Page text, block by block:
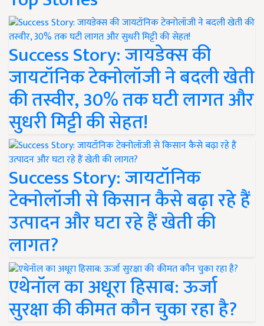
Success Story: जायडेक्स की
जायटॉनिक टेक्नोलॉजी ने बदली खेती
की तस्वीर, 30% तक घटी लागत और
सुधरी मिट्टी की सेहत!
Success Story: जायटॉनिक
टेक्नोलॉजी से किसान कैसे बढ़ा रहे हैं
उत्पादन और घटा रहे हैं खेती की
लागत?
एथेनॉल का अधूरा हिसाब: ऊर्जा
सुरक्षा की कीमत कौन चुका रहा है?